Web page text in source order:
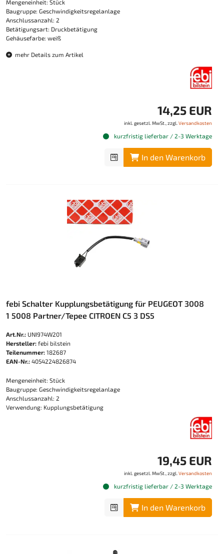
Mengeneinheit: Stück
Baugruppe: Geschwindigkeitsregelanlage
Anschlussanzahl: 2
Betätigungsart: Druckbetätigung
Gehäusefarbe: weiß
mehr Details zum Artikel
14,25 EUR
inkl. gesetzl. MwSt., zzgl. Versandkosten
kurzfristig lieferbar / 2-3 Werktage
In den Warenkorb
febi Schalter Kupplungsbetätigung für PEUGEOT 3008
1 5008 Partner/Tepee CITROEN C5 3 DS5
Art.Nr.: UNI974W201
Hersteller: febi bilstein
Teilenummer: 182687
EAN-Nr.: 4054224826874
Mengeneinheit: Stück
Baugruppe: Geschwindigkeitsregelanlage
Anschlussanzahl: 2
Verwendung: Kupplungsbetätigung
19,45 EUR
inkl. gesetzl. MwSt., zzgl. Versandkosten
kurzfristig lieferbar / 2-3 Werktage
In den Warenkorb